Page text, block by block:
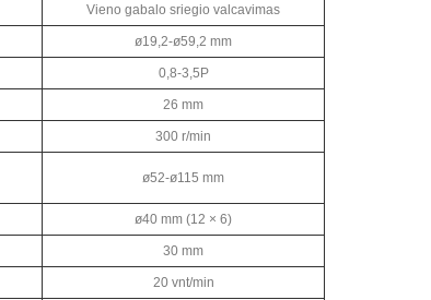
Vieno gabalo sriegio valcavimas
ø19,2-ø59,2 mm
0,8-3,5P
26 mm
300 r/min
ø52-ø115 mm
ø40 mm (12 × 6)
30 mm
20 vnt/min